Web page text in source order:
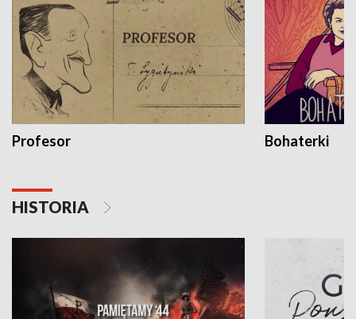
Profesor Bohaterki
HISTORIA